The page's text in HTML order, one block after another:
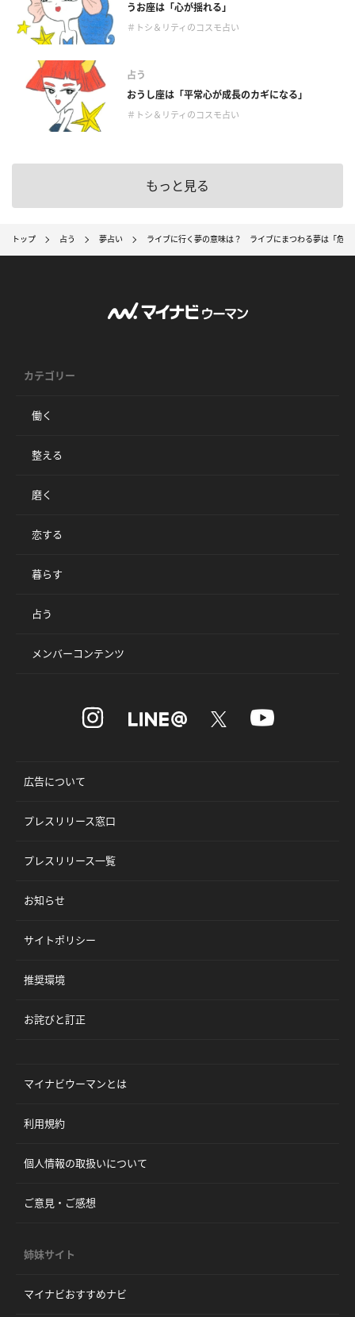
うお座は「心が揺れる」
＃トシ＆リティのコスモ占い
占う
おうし座は「平常心が成長のカギになる」
＃トシ＆リティのコスモ占い
もっと見る
トップ 占う 夢占い ライブに行く夢の意味は？ ライブにまつわる夢は「危険
カテゴリー
働く
整える
磨く
恋する
暮らす
占う
メンバーコンテンツ
広告について
プレスリリース窓口
プレスリリース一覧
お知らせ
サイトポリシー
推奨環境
お詫びと訂正
マイナビウーマンとは
利用規約
個人情報の取扱いについて
ご意見・ご感想
姉妹サイト
マイナビおすすめナビ